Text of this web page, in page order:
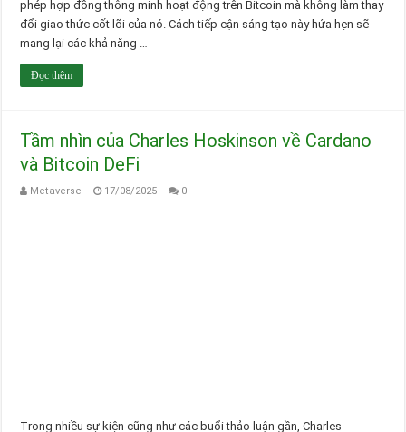
phép hợp đồng thông minh hoạt động trên Bitcoin mà không làm thay
đổi giao thức cốt lõi của nó. Cách tiếp cận sáng tạo này hứa hẹn sẽ
mang lại các khả năng …
Đọc thêm
Tầm nhìn của Charles Hoskinson về Cardano
và Bitcoin DeFi
Metaverse 17/08/2025 0
Trong nhiều sự kiện cũng như các buổi thảo luận gần, Charles